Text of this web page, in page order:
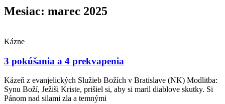
Mesiac: marec 2025
Kázne
3 pokúšania a 4 prekvapenia
Kázeň z evanjelických Služieb Božích v Bratislave (NK) Modlitba:
Synu Boží, Ježiši Kriste, prišiel si, aby si maril diablove skutky. Si
Pánom nad silami zla a temnými